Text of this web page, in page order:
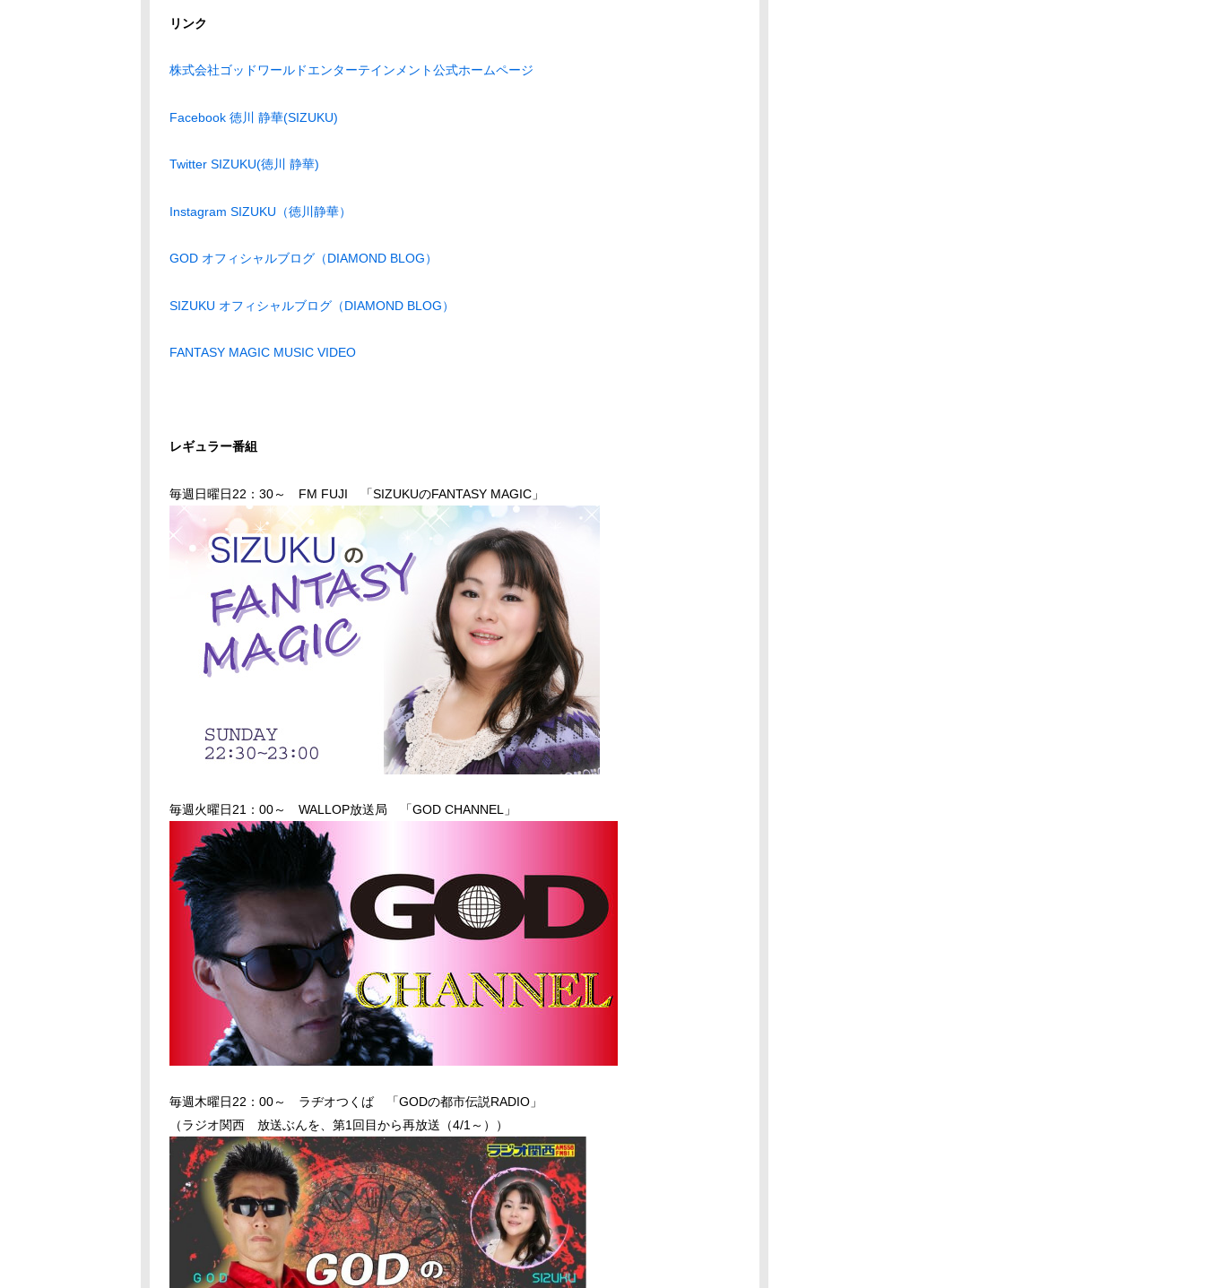
リンク
株式会社ゴッドワールドエンターテインメント公式ホームページ
Facebook 徳川 静華(SIZUKU)
Twitter SIZUKU(徳川 静華)
Instagram SIZUKU（徳川静華）
GOD オフィシャルブログ（DIAMOND BLOG）
SIZUKU オフィシャルブログ（DIAMOND BLOG）
FANTASY MAGIC MUSIC VIDEO
レギュラー番組
毎週日曜日22：30～ FM FUJI 「SIZUKUのFANTASY MAGIC」
毎週火曜日21：00～ WALLOP放送局 「GOD CHANNEL」
毎週木曜日22：00～ ラヂオつくば 「GODの都市伝説RADIO」
（ラジオ関西 放送ぶんを、第1回目から再放送（4/1～））